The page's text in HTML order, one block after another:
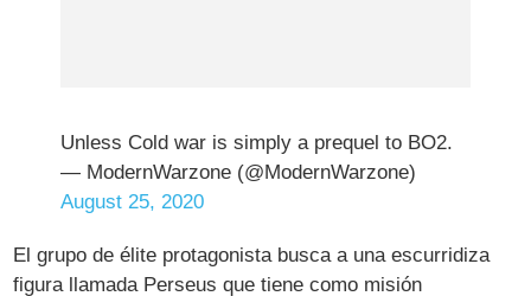
Unless Cold war is simply a prequel to BO2.
— ModernWarzone (@ModernWarzone)
August 25, 2020
El grupo de élite protagonista busca a una escurridiza
figura llamada Perseus que tiene como misión